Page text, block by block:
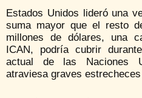
Estados Unidos lideró una
suma mayor que el resto
millones de dólares, una
ICAN, podría cubrir
actual de las Naciones
atraviesa graves